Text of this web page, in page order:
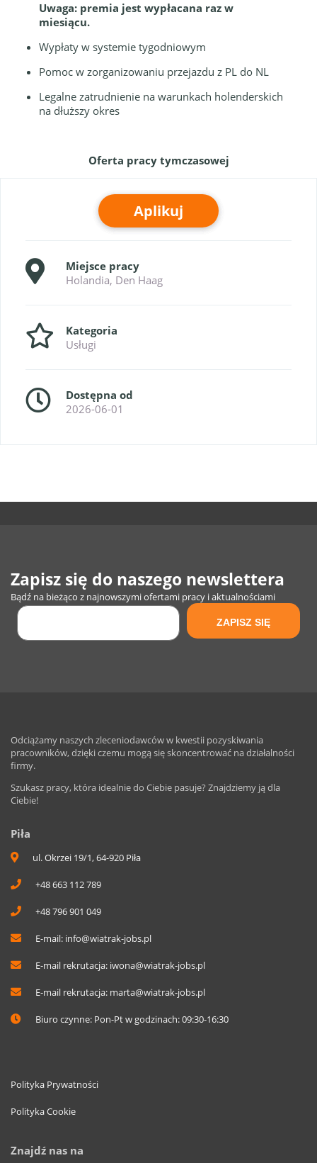
Uwaga: premia jest wypłacana raz w
miesiącu.
Wypłaty w systemie tygodniowym
Pomoc w zorganizowaniu przejazdu z PL do NL
Legalne zatrudnienie na warunkach holenderskich
na dłuższy okres
Oferta pracy tymczasowej
Aplikuj
Miejsce pracy
Holandia, Den Haag
Kategoria
Usługi
Dostępna od
2026-06-01
Zapisz się do naszego newslettera
Bądź na bieżąco z najnowszymi ofertami pracy i aktualnościami
Odciążamy naszych zleceniodawców w kwestii pozyskiwania
pracowników, dzięki czemu mogą się skoncentrować na działalności
firmy.
Szukasz pracy, która idealnie do Ciebie pasuje? Znajdziemy ją dla
Ciebie!
Piła
ul. Okrzei 19/1, 64-920 Piła
+48 663 112 789
+48 796 901 049
E-mail: info@wiatrak-jobs.pl
E-mail rekrutacja: iwona@wiatrak-jobs.pl
E-mail rekrutacja: marta@wiatrak-jobs.pl
Biuro czynne: Pon-Pt w godzinach: 09:30-16:30
Polityka Prywatności
Polityka Cookie
Znajdź nas na